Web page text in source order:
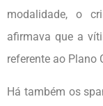
modalidade, o
afirmava que a
referente ao Plano
Há também os